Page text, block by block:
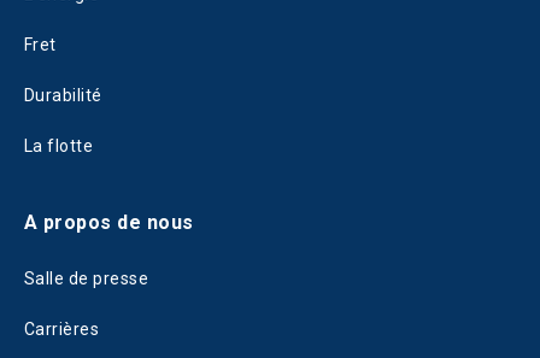
Fret
Durabilité
La flotte
A propos de nous
Salle de presse
Carrières